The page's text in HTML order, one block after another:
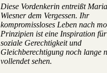
Diese Vordenkerin entreißt Maria
Wiesner dem Vergessen. Ihr
kompromissloses Leben nach
Prinzipien ist eine Inspiration
soziale Gerechtigkeit und
Gleichberechtigung noch lange
vollendet sehen.